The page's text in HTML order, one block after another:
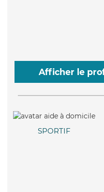
Afficher le
SPORTIF